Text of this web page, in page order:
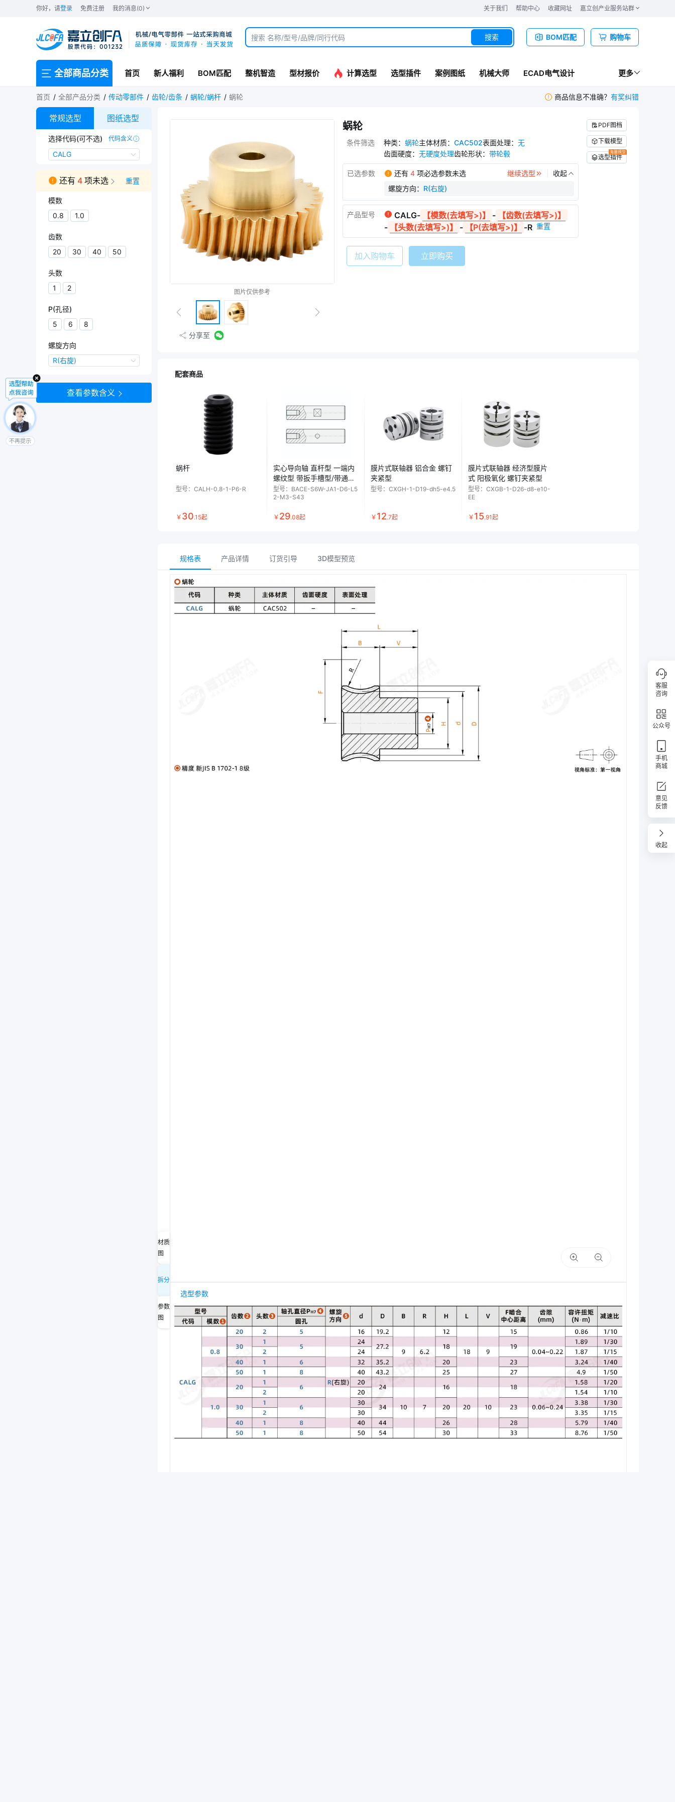
你好，请登录 免费注册 我的消息(0) 关于我们 帮助中心 收藏网址 嘉立创产业服务站群
BOM匹配 购物车
搜索
全部商品分类 首页 新人福利 BOM匹配 整机智造 型材报价 计算选型 选型插件 案例图纸 机械大师 ECAD电气设计 更多
首页 全部产品分类 传动零部件 齿轮/齿条 蜗轮/蜗杆 蜗轮 商品信息不准确？ 有奖纠错
常规选型 图纸选型
选择代码(可不选) 代码含义
CALG
CALG
还有 4 项未选 重置
模数
0.8
1.0
齿数
20
30 40 50
头数
1
2
P(孔径)
5
6 8
螺旋方向
螺旋方向
R(右旋)
查看参数含义
图片仅供参考
分享至
蜗轮
条件筛选 种类： 蜗轮主体材质： CAC502表面处理： 无
齿面硬度： 无硬度处理齿轮形状： 带轮毂
已选参数 还有 4 项必选参数未选 继续选型
收起
螺旋方向： R(右旋)
产品型号 CALG- 【模数(去填写>)】 -
【齿数(去填写>)】
-
【头数(去填写>)】 - 【P(去填写>)】 -R 重置
加入购物车 立即购买
PDF图档
下载模型
海量模型
选型插件
配套商品
蜗杆
型号： CALH-0.8-1-P6-R
￥ 30.15起
实心导向轴 直杆型 一端内
螺纹型 带扳手槽型/带通孔
型 g6
型号： BACE-S6W-JA1-D6-L5
2-M3-S43
￥ 29.08起
膜片式联轴器 铝合金 螺钉
夹紧型
型号： CXGH-1-D19-dh5-e4.5
￥ 12.7起
膜片式联轴器 经济型膜片
式 阳极氧化 螺钉夹紧型
型号： CXGB-1-D26-d8-e10-
EE
￥ 15.91起
规格表 产品详情 订货引导 3D模型预览
材质
图
拆分
参数
图
选型参数
不再提示
客服
咨询
公众号
手机
商城
意见
反馈
收起